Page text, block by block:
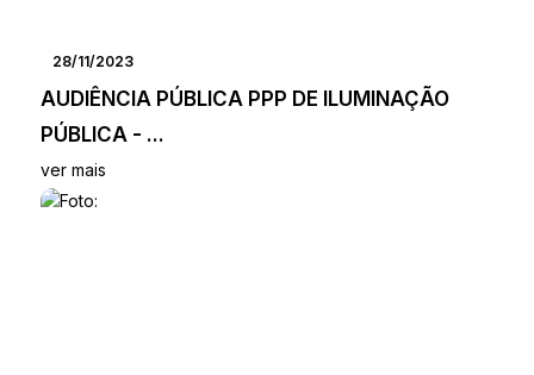
28/11/2023
AUDIÊNCIA PÚBLICA PPP DE ILUMINAÇÃO
PÚBLICA - ...
ver mais